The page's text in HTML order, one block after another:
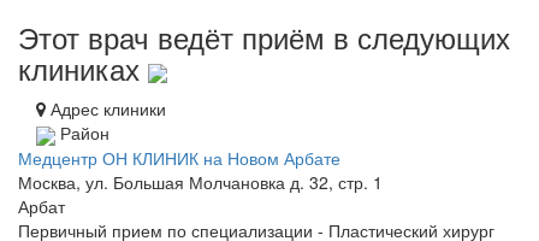
Этот врач ведёт приём в следующих
клиниках
Адрес клиники
Район
Медцентр ОН КЛИНИК на Новом Арбате
Москва, ул. Большая Молчановка д. 32, стр. 1
Арбат
Первичный прием по специализации - Пластический хирург